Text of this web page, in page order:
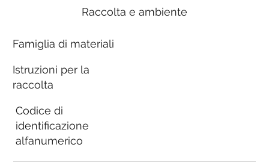
Raccolta e ambiente
Famiglia di materiali
Istruzioni per la
raccolta
Codice di
identificazione
alfanumerico